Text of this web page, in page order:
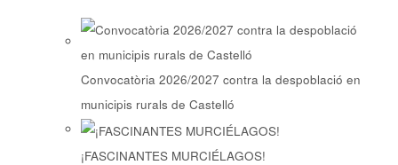
Convocatòria 2026/2027 contra la despoblació en
municipis rurals de Castelló
¡FASCINANTES MURCIÉLAGOS!